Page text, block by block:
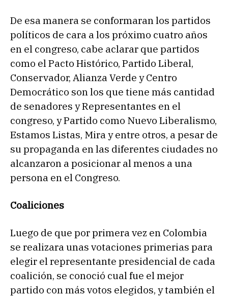
De esa manera se conformaran los partidos
políticos de cara a los próximo cuatro años
en el congreso, cabe aclarar que partidos
como el Pacto Histórico, Partido Liberal,
Conservador, Alianza Verde y Centro
Democrático son los que tiene más cantidad
de senadores y Representantes en el
congreso, y Partido como Nuevo Liberalismo,
Estamos Listas, Mira y entre otros, a pesar de
su propaganda en las diferentes ciudades no
alcanzaron a posicionar al menos a una
persona en el Congreso.
Coaliciones
Luego de que por primera vez en Colombia
se realizara unas votaciones primerias para
elegir el representante presidencial de cada
coalición, se conoció cual fue el mejor
partido con más votos elegidos, y también el